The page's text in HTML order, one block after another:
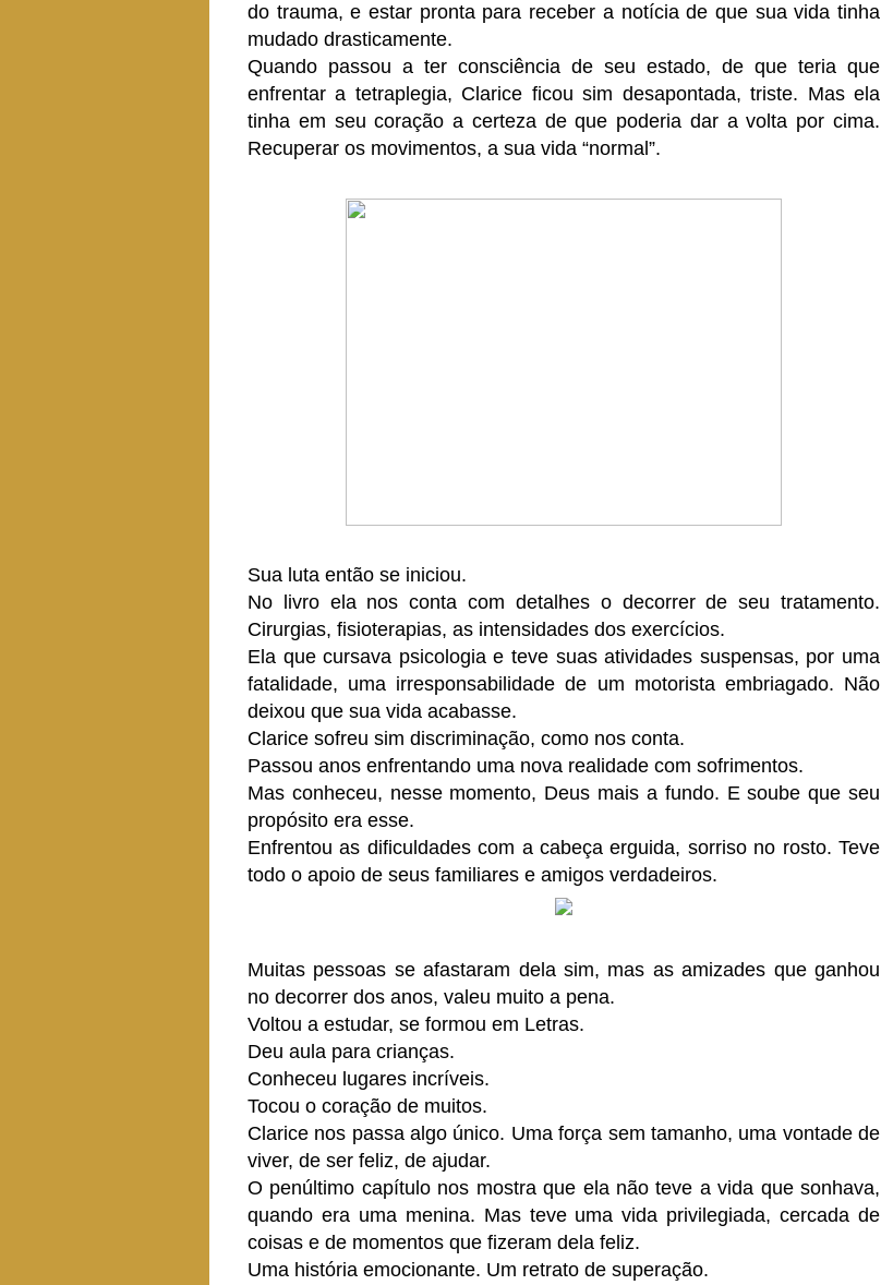
do trauma, e estar pronta para receber a notícia de que sua vida tinha
mudado drasticamente.
Quando passou a ter consciência de seu estado, de que teria que
enfrentar a tetraplegia, Clarice ficou sim desapontada, triste. Mas ela
tinha em seu coração a certeza de que poderia dar a volta por cima.
Recuperar os movimentos, a sua vida “normal”.
Sua luta então se iniciou.
No livro ela nos conta com detalhes o decorrer de seu tratamento.
Cirurgias, fisioterapias, as intensidades dos exercícios.
Ela que cursava psicologia e teve suas atividades suspensas, por uma
fatalidade, uma irresponsabilidade de um motorista embriagado. Não
deixou que sua vida acabasse.
Clarice sofreu sim discriminação, como nos conta.
Passou anos enfrentando uma nova realidade com sofrimentos.
Mas conheceu, nesse momento, Deus mais a fundo. E soube que seu
propósito era esse.
Enfrentou as dificuldades com a cabeça erguida, sorriso no rosto. Teve
todo o apoio de seus familiares e amigos verdadeiros.
Muitas pessoas se afastaram dela sim, mas as amizades que ganhou
no decorrer dos anos, valeu muito a pena.
Voltou a estudar, se formou em Letras.
Deu aula para crianças.
Conheceu lugares incríveis.
Tocou o coração de muitos.
Clarice nos passa algo único. Uma força sem tamanho, uma vontade de
viver, de ser feliz, de ajudar.
O penúltimo capítulo nos mostra que ela não teve a vida que sonhava,
quando era uma menina. Mas teve uma vida privilegiada, cercada de
coisas e de momentos que fizeram dela feliz.
Uma história emocionante. Um retrato de superação.